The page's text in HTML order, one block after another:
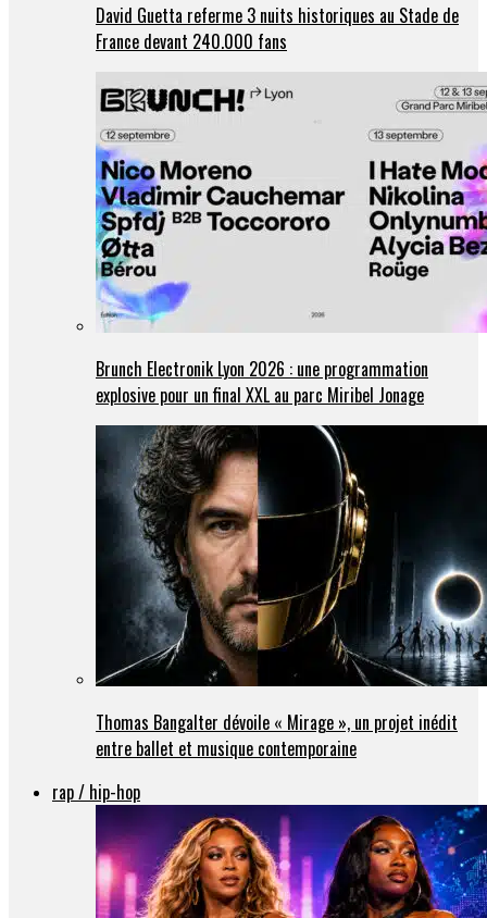
David Guetta referme 3 nuits historiques au Stade de
France devant 240.000 fans
Brunch Electronik Lyon 2026 : une programmation
explosive pour un final XXL au parc Miribel Jonage
Thomas Bangalter dévoile « Mirage », un projet inédit
entre ballet et musique contemporaine
rap / hip-hop